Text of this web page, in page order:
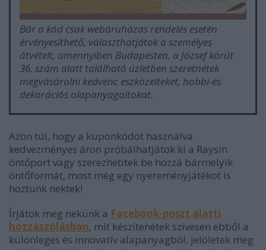
Bár a kód csak webáruházas rendelés esetén
érvényesíthető, választhatjátok a személyes
átvételt, amennyiben Budapesten, a József körút
36. szám alatt található üzletben szeretnétek
megvásárolni kedvenc eszközeiteket, hobbi-és
dekorációs alapanyagaitokat.
Azon túl, hogy a kuponkódot használva
kedvezményes áron próbálhatjátok ki a Raysin
öntőport vagy szerezhetitek be hozzá bármelyik
öntőformát, most még egy nyereményjátékot is
hoztunk nektek!
Írjátok meg nekünk a Facebook-poszt alatti
hozzászólásban, mit készítenétek szívesen ebből a
különleges és innovatív alapanyagból, jelöletek meg